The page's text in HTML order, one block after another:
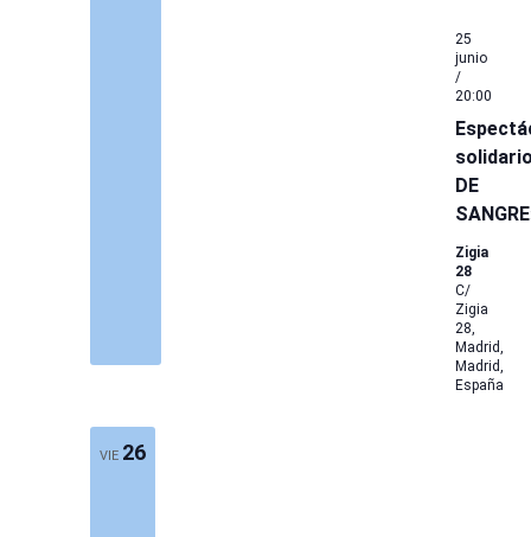
DE
25
junio
/
20:00
Zigia
28
C/
Zigia
28,
Madrid,
Madrid,
España
VIE 26